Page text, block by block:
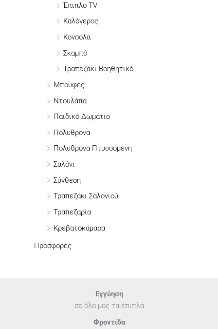
Έπιπλο TV
Καλόγερος
Κονσόλα
Σκαμπό
Τραπεζάκι Βοηθητικό
Μπουφές
Ντουλάπα
Παιδικό Δωμάτιο
Πολυθρόνα
Πολυθρόνα Πτυσσόμενη
Σαλόνι
Σύνθεση
Τραπεζάκι Σαλονιού
Τραπεζαρία
Κρεβατοκάμαρα
Προσφορές
Εγγύηση
σε όλα μας τα έπιπλα
Φροντίδα